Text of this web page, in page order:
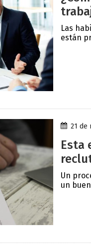
Las
están
21 de
Esta
Un
un